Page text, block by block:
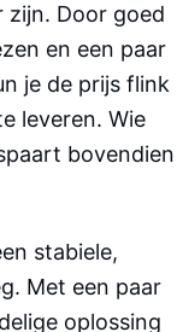
zijn. Door goed
en een paar
je de prijs flink
leveren. Wie
bovendien
stabiele,
Met een paar
oplossing